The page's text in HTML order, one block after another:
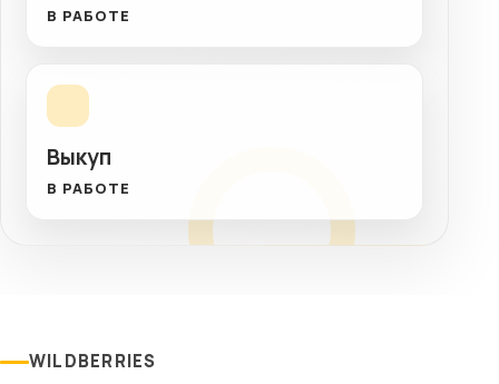
В РАБОТЕ
Выкуп
В РАБОТЕ
WILDBERRIES